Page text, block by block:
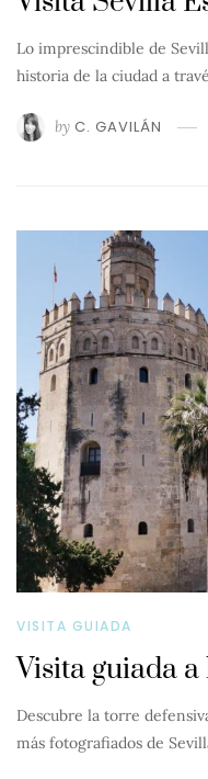
Lo imprescindible de
historia de la ciudad a
by C. GAVILÁN
VISITA GUIADA
Visita guiada
Descubre la torre
más fotografiados de